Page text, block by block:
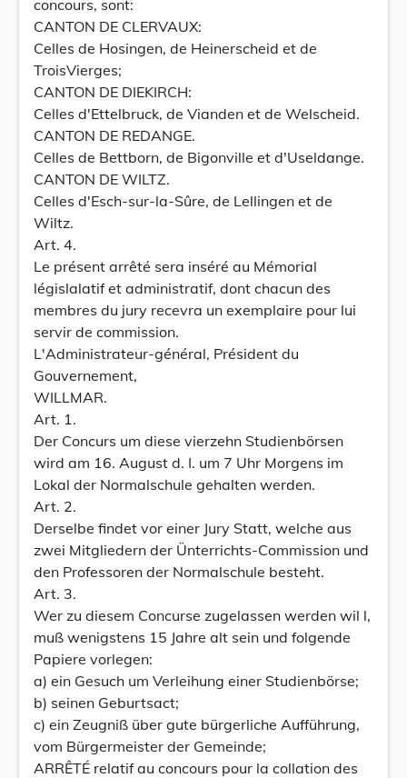
concours, sont:
CANTON DE CLERVAUX:
Celles de Hosingen, de Heinerscheid et de
TroisVierges;
CANTON DE DIEKIRCH:
Celles d'Ettelbruck, de Vianden et de Welscheid.
CANTON DE REDANGE.
Celles de Bettborn, de Bigonville et d'Useldange.
CANTON DE WILTZ.
Celles d'Esch-sur-la-Sûre, de Lellingen et de
Wiltz.
Art. 4.
Le présent arrêté sera inséré au Mémorial
législalatif et administratif, dont chacun des
membres du jury recevra un exemplaire pour lui
servir de commission.
L'Administrateur-général, Président du
Gouvernement,
WILLMAR.
Art. 1.
Der Concurs um diese vierzehn Studienbörsen
wird am 16. August d. I. um 7 Uhr Morgens im
Lokal der Normalschule gehalten werden.
Art. 2.
Derselbe findet vor einer Jury Statt, welche aus
zwei Mitgliedern der Ünterrichts-Commission und
den Professoren der Normalschule besteht.
Art. 3.
Wer zu diesem Concurse zugelassen werden wil l,
muß wenigstens 15 Jahre alt sein und folgende
Papiere vorlegen:
a) ein Gesuch um Verleihung einer Studienbörse;
b) seinen Geburtsact;
c) ein Zeugniß über gute bürgerliche Aufführung,
vom Bürgermeister der Gemeinde;
ARRÊTÉ relatif au concours pour la collation des